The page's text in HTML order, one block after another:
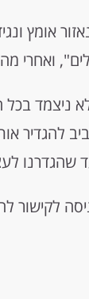
נאזור אומץ
ואחרי
לא ניצמד
להגדיר
שהגדרנו
לקישור